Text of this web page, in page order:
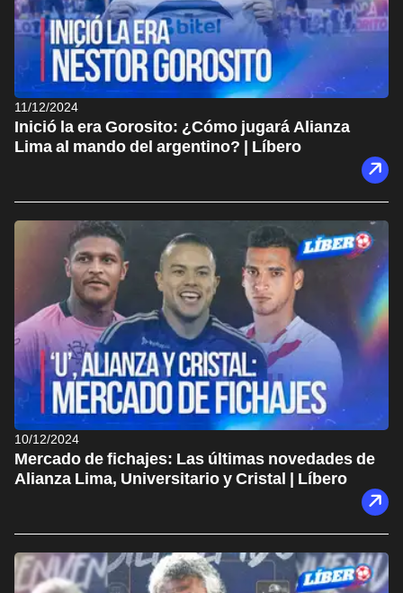
11/12/2024
Inició la era Gorosito: ¿Cómo jugará Alianza
Lima al mando del argentino? | Líbero
10/12/2024
Mercado de fichajes: Las últimas novedades de
Alianza Lima, Universitario y Cristal | Líbero